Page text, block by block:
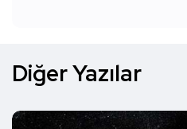
Diğer Yazılar